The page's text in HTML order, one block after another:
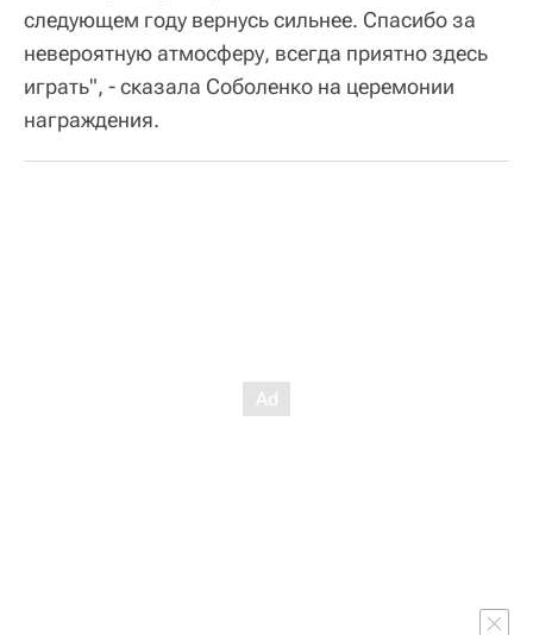
следующем году вернусь сильнее. Спасибо за
невероятную атмосферу, всегда приятно здесь
играть", - сказала Соболенко на церемонии
награждения.